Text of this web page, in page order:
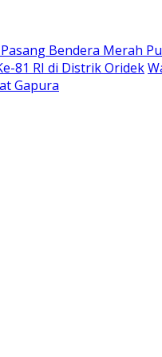
Bendera Merah
81 RI di Distrik Oridek
Gapura